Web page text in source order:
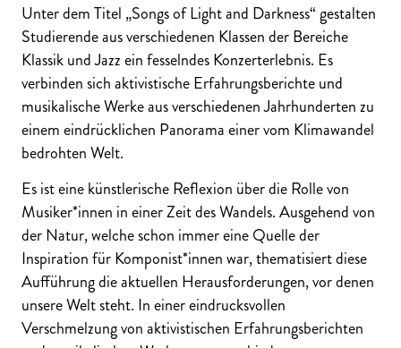
Unter dem Titel „Songs of Light and Darkness“ gestalten
Studierende aus verschiedenen Klassen der Bereiche
Klassik und Jazz ein fesselndes Konzerterlebnis. Es
verbinden sich aktivistische Erfahrungsberichte und
musikalische Werke aus verschiedenen Jahrhunderten zu
einem eindrücklichen Panorama einer vom Klimawandel
bedrohten Welt.
Es ist eine künstlerische Reflexion über die Rolle von
Musiker*innen in einer Zeit des Wandels. Ausgehend von
der Natur, welche schon immer eine Quelle der
Inspiration für Komponist*innen war, thematisiert diese
Aufführung die aktuellen Herausforderungen, vor denen
unsere Welt steht. In einer eindrucksvollen
Verschmelzung von aktivistischen Erfahrungsberichten